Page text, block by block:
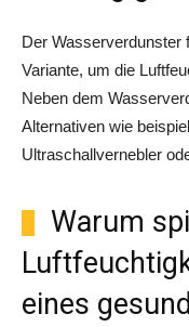
Der Wasserverdunster
Variante, um die
Neben dem
Alternativen wie
Ultraschallvernebler
Warum
eines